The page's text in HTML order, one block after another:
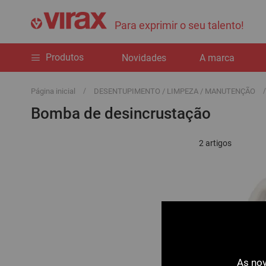
Para exprimir o seu talento!
Produtos Novidades A marca
Página inicial DESENTUPIMENTO / LIMPEZA / MANUTENÇÃO
Bomba de desincrustação
2 artigos
As